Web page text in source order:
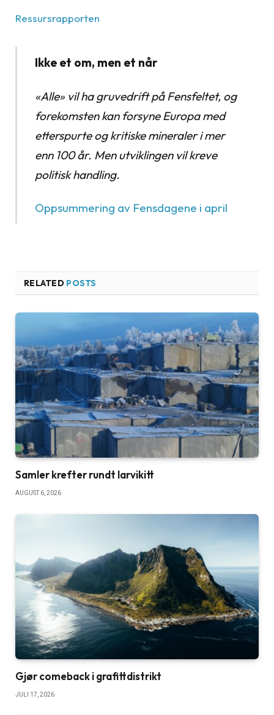
Ressursrapporten
Ikke et om, men et når
«Alle» vil ha gruvedrift på Fensfeltet, og
forekomsten kan forsyne Europa med
etterspurte og kritiske mineraler i mer
enn 100 år. Men utviklingen vil kreve
politisk handling.
Oppsummering av Fensdagene i april
RELATED POSTS
Samler krefter rundt larvikitt
AUGUST 6, 2026
Gjør comeback i grafittdistrikt
JULI 17, 2026